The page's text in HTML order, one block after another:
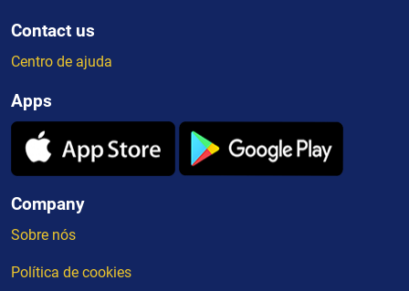
Contact us
Centro de ajuda
Apps
Company
Sobre nós
Política de cookies